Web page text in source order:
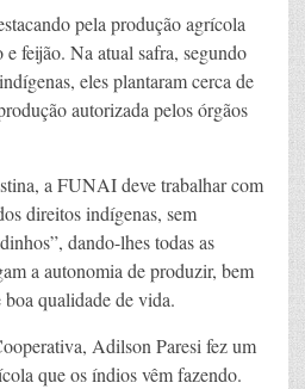
pela produção agrícola
feijão. Na atual safra, segundo
eles plantaram cerca de
autorizada pelos órgãos
a FUNAI deve trabalhar com
direitos indígenas, sem
dando-lhes todas as
a autonomia de produzir, bem
qualidade de vida.
Adilson Paresi fez um
que os índios vêm fazendo.